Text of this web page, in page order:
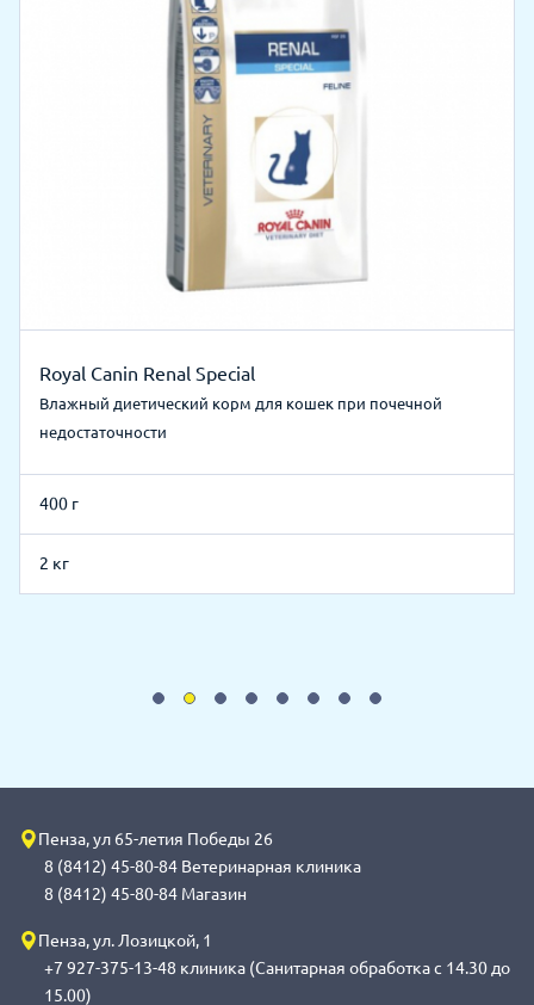
Royal Canin Renal Special
Влажный диетический корм для кошек при почечной
недостаточности
400 г
2 кг
Пенза, ул 65-летия Победы 26
8 (8412) 45-80-84 Ветеринарная клиника
8 (8412) 45-80-84 Магазин
Пенза, ул. Лозицкой, 1
+7 927-375-13-48 клиника (Санитарная обработка с 14.30 до
15.00)